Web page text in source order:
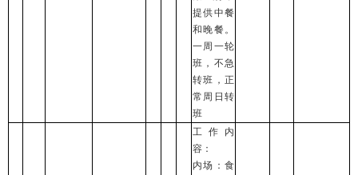
提供中餐
和晚餐。
一周一轮
班，不急
转班，正
常周日转
班
工作内
容：
内场：食